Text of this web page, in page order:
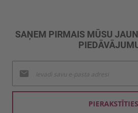
SAŅEM PIRMAIS MŪSU
jaunumu
saņemšanai:
PIERAKSTĪTIES